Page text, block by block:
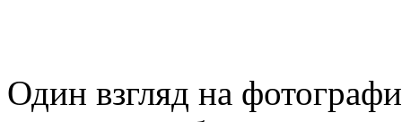
Один взгляд на